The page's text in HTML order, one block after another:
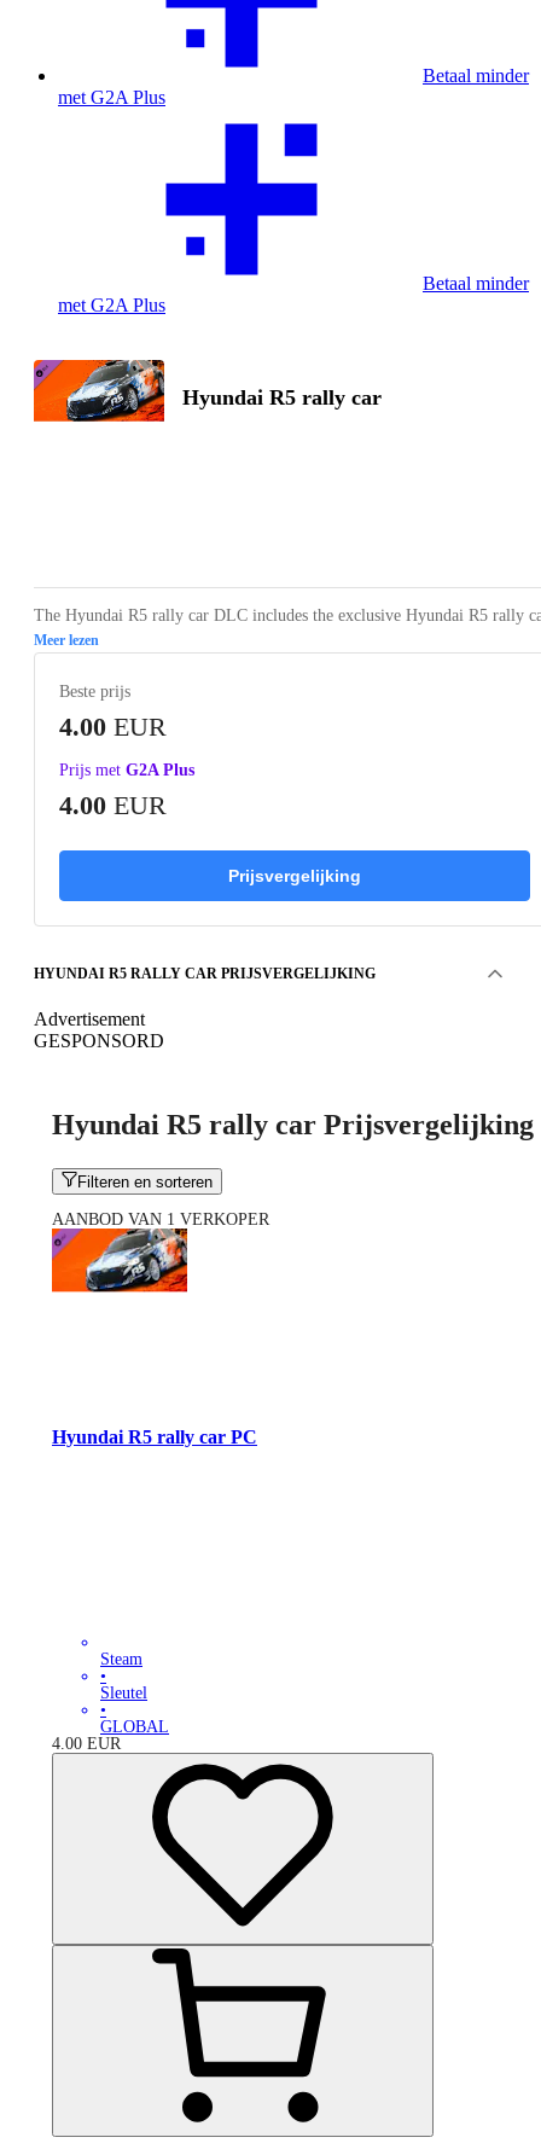
Betaal minder
met G2A Plus
Betaal minder
met G2A Plus
Hyundai R5 rally car
The Hyundai R5 rally car DLC includes the exclusive Hyundai R5 rally
Meer lezen
Beste prijs
4.00 EUR
Prijs met G2A Plus
4.00 EUR
Prijsvergelijking
HYUNDAI R5 RALLY CAR PRIJSVERGELIJKING
Advertisement
GESPONSORD
Hyundai R5 rally car Prijsvergelijking
Filteren en sorteren
AANBOD VAN 1 VERKOPER
Hyundai R5 rally car PC
Steam
•
Sleutel
•
GLOBAL
4.00 EUR